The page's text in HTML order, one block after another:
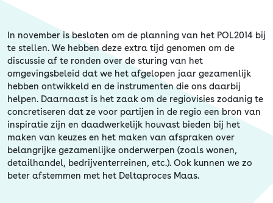
Overheid
Erfgoed
In november is besloten om de planning van het POL2014 bij
te stellen. We hebben deze extra tijd genomen om de
discussie af te ronden over de sturing van het
omgevingsbeleid dat we het afgelopen jaar gezamenlijk
hebben ontwikkeld en de instrumenten die ons daarbij
helpen. Daarnaast is het zaak om de regiovisies zodanig te
concretiseren dat ze voor partijen in de regio een bron van
inspiratie zijn en daadwerkelijk houvast bieden bij het
maken van keuzes en het maken van afspraken over
belangrijke gezamenlijke onderwerpen (zoals wonen,
detailhandel, bedrijventerreinen, etc.). Ook kunnen we zo
beter afstemmen met het Deltaproces Maas.